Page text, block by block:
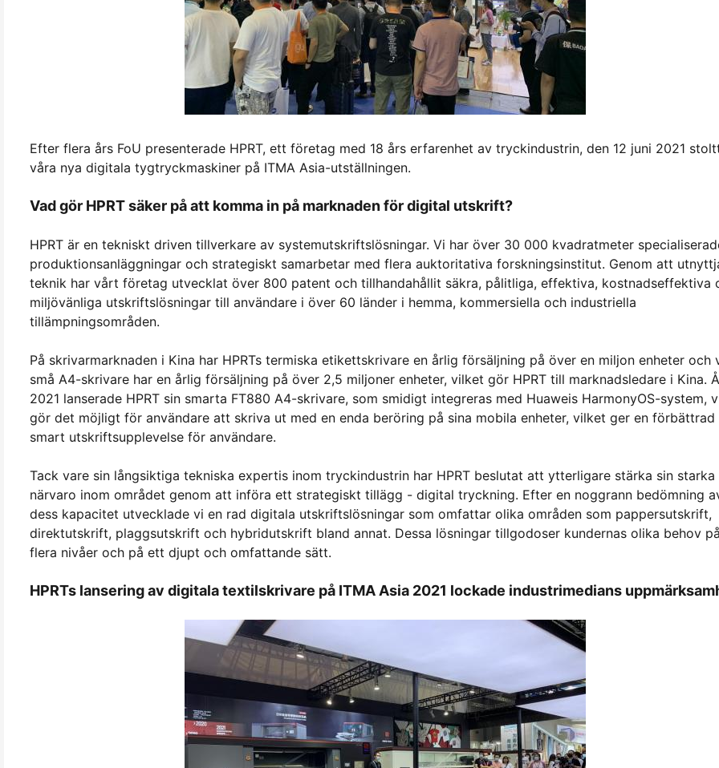
Efter flera års FoU presenterade HPRT, ett företag med 18 års erfarenhet av tryckindustrin, den 12 juni 2021
våra nya digitala tygtryckmaskiner på ITMA Asia-utställningen.
Vad gör HPRT säker på att komma in på marknaden för digital utskrift?
HPRT är en tekniskt driven tillverkare av systemutskriftslösningar. Vi har över 30 000 kvadratmeter
produktionsanläggningar och strategiskt samarbetar med flera auktoritativa forskningsinstitut. Genom att
teknik har vårt företag utvecklat över 800 patent och tillhandahållit säkra, pålitliga, effektiva, kostnadseffektiva
miljövänliga utskriftslösningar till användare i över 60 länder i hemma, kommersiella och industriella
tillämpningsområden.
På skrivarmarknaden i Kina har HPRTs termiska etikettskrivare en årlig försäljning på över en miljon enheter och
små A4-skrivare har en årlig försäljning på över 2,5 miljoner enheter, vilket gör HPRT till marknadsledare i Kina.
2021 lanserade HPRT sin smarta FT880 A4-skrivare, som smidigt integreras med Huaweis HarmonyOS-system,
gör det möjligt för användare att skriva ut med en enda beröring på sina mobila enheter, vilket ger en förbättrad
smart utskriftsupplevelse för användare.
Tack vare sin långsiktiga tekniska expertis inom tryckindustrin har HPRT beslutat att ytterligare stärka sin starka
närvaro inom området genom att införa ett strategiskt tillägg - digital tryckning. Efter en noggrann bedömning
dess kapacitet utvecklade vi en rad digitala utskriftslösningar som omfattar olika områden som pappersutskrift,
direktutskrift, plaggsutskrift och hybridutskrift bland annat. Dessa lösningar tillgodoser kundernas olika behov
flera nivåer och på ett djupt och omfattande sätt.
HPRTs lansering av digitala textilskrivare på ITMA Asia 2021 lockade industrimedians